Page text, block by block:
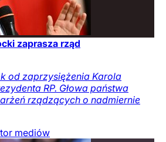
zaprasza rząd
od zaprzysiężenia Karola
RP. Głowa państwa
rządzących o nadmiernie
mediów